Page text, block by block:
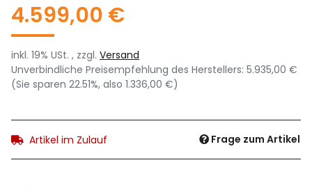
4.599,00 €
inkl. 19% USt. , zzgl. Versand
Unverbindliche Preisempfehlung des Herstellers: 5.935,00 €
(Sie sparen 22.51%, also 1.336,00 €)
Artikel im Zulauf Frage zum Artikel